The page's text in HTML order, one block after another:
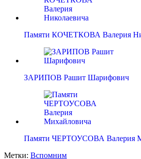
Памяти КОЧЕТКОВА Валерия
ЗАРИПОВ Рашит Шарифович
Памяти ЧЕРТОУСОВА Валерия
Метки: Вспомним